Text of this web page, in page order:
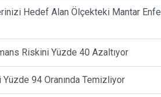
Hedef Alan Ölçekteki Mantar
Riskini Yüzde 40 Azaltıyor
94 Oranında Temizliyor